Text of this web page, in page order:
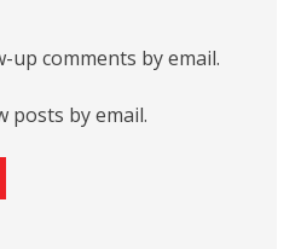
comments by email.
posts by email.